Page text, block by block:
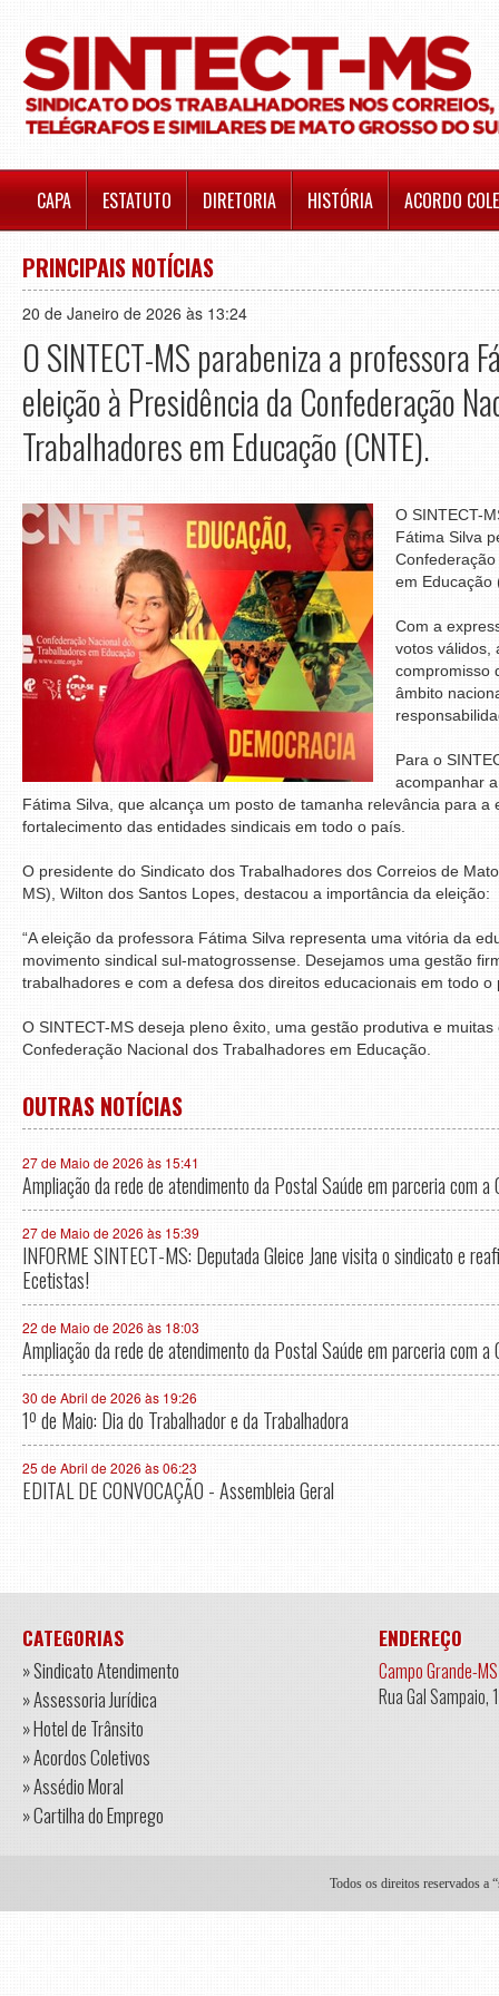
CAPA ESTATUTO DIRETORIA HISTÓRIA ACORDO
PRINCIPAIS NOTÍCIAS
20 de Janeiro de 2026 às 13:24
O SINTECT-MS parabeniza a professora
eleição à Presidência da Confederação
Trabalhadores em Educação (CNTE).
O SINTECT-
Fátima Silva
em Educação
Com a
votos válidos,
compromisso
âmbito
Para o
acompanhar
Fátima Silva, que alcança um posto de tamanha relevância para a
fortalecimento das entidades sindicais em todo o país.
O presidente do Sindicato dos Trabalhadores dos Correios de
MS), Wilton dos Santos Lopes, destacou a importância da eleição:
“A eleição da professora Fátima Silva representa uma vitória da
movimento sindical sul-matogrossense. Desejamos uma gestão
trabalhadores e com a defesa dos direitos educacionais em todo o
O SINTECT-MS deseja pleno êxito, uma gestão produtiva e
Confederação Nacional dos Trabalhadores em Educação.
OUTRAS NOTÍCIAS
27 de Maio de 2026 às 15:41
Ampliação da rede de atendimento da Postal Saúde em parceria com
27 de Maio de 2026 às 15:39
INFORME SINTECT-MS: Deputada Gleice Jane visita o sindicato e
Ecetistas!
22 de Maio de 2026 às 18:03
Ampliação da rede de atendimento da Postal Saúde em parceria com
30 de Abril de 2026 às 19:26
1º de Maio: Dia do Trabalhador e da Trabalhadora
25 de Abril de 2026 às 06:23
EDITAL DE CONVOCAÇÃO - Assembleia Geral
CATEGORIAS
» Sindicato Atendimento
» Assessoria Jurídica
» Hotel de Trânsito
» Acordos Coletivos
» Assédio Moral
» Cartilha do Emprego
ENDEREÇO
Campo Grande-MS
Rua Gal
Todos os direitos reservados a